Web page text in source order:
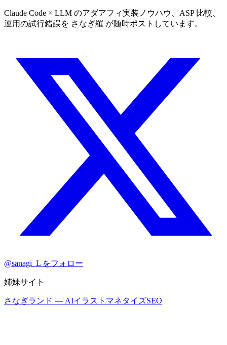
Claude Code × LLM のアダアフィ実装ノウハウ、ASP 比較、
運用の試行錯誤を さなぎ羅 が随時ポストしています。
@sanagi_L をフォロー
姉妹サイト
さなぎランド — AIイラストマネタイズSEO